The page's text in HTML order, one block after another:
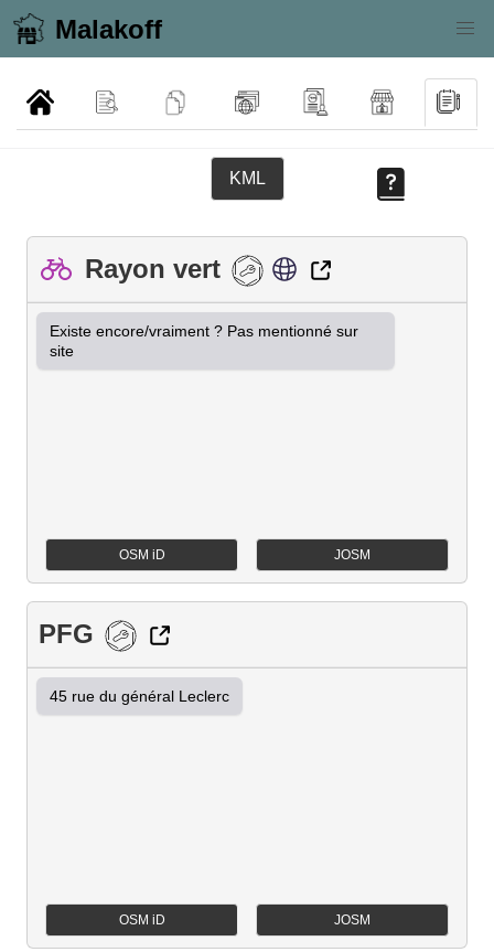
Malakoff
KML
Rayon vert
Existe encore/vraiment ? Pas mentionné sur
site
OSM iD JOSM
PFG
45 rue du général Leclerc
OSM iD JOSM